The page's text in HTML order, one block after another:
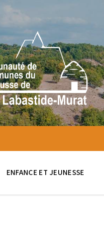
ENFANCE ET JEUNESSE